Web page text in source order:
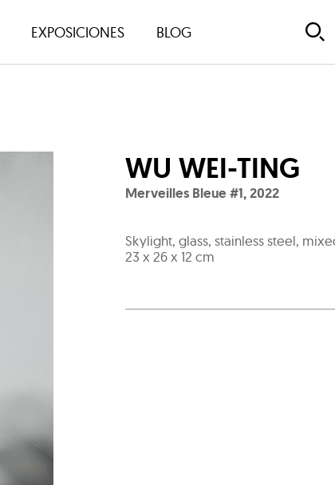
EXPOSICIONES BLOG
WU WEI-TING
Merveilles Bleue #1,2022
Skylight, glass, stainless steel,
23 x 26 x 12 cm